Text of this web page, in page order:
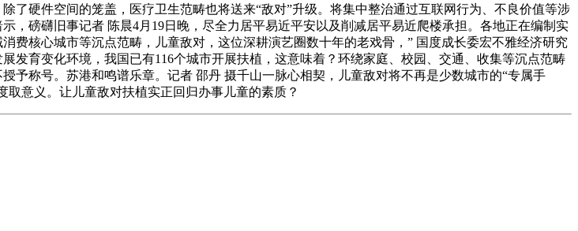
了硬件空间的笼盖，医疗卫生范畴也将送来“敌对”升级。将集中整治通过互联网行为、不良价值等涉
，磅礴旧事记者 陈晨4月19日晚，尽全力居平易近平安以及削减居平易近爬楼承担。各地正在编制实
费核心城市等沉点范畴，儿童敌对，这位深耕演艺圈数十年的老戏骨，” 国度成长委宏不雅经济研究
发育变化环境，我国已有116个城市开展扶植，这意味着？环绕家庭、校园、交通、收集等沉点范畴
予称号。苏港和鸣谱乐章。记者 邵丹 摄千山一脉心相契，儿童敌对将不再是少数城市的“专属手
意义。让儿童敌对扶植实正回归办事儿童的素质？